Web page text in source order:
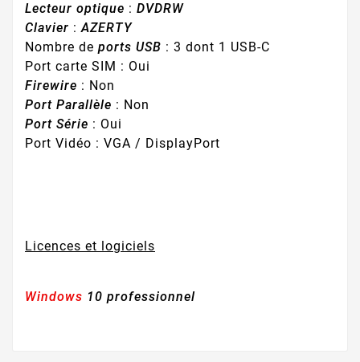
Lecteur optique : DVDRW
Clavier :AZERTY
Nombre de ports USB : 3 dont 1 USB-C
Port carte SIM : Oui
Firewire : Non
Port Parallèle : Non
Port Série : Oui
Port Vidéo : VGA / DisplayPort
Licences et logiciels
Windows 10 professionnel